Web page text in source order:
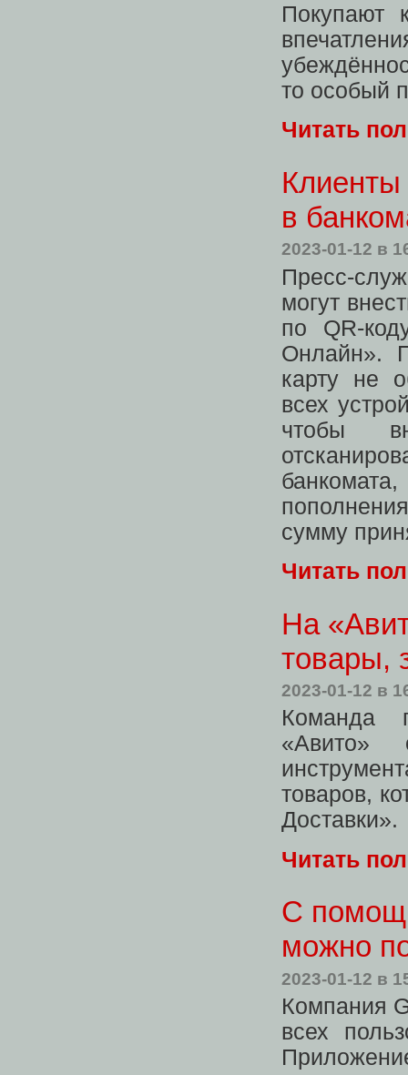
Покупают
то особый
Читать
Клиенты
в
2023-01-12 в
Пресс-
могут
по QR-
Онлайн».
карту не
всех
чтобы
сумму
Читать
На
товары,
2023-01-12 в
Команда
«Авито»
товаров,
Доставки».
Читать
С
можно
2023-01-12 в
Компания
всех